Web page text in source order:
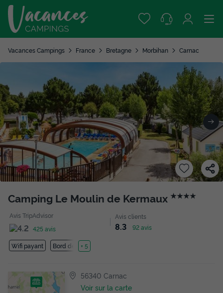
Vacances Campings France Bretagne Morbihan Carnac
Camping Le Moulin de Kermaux ★★★★
Avis TripAdvisor
425 avis
Avis clients
8.3 92 avis
Wifi payant Bord de mer
+ 5
56340 Carnac
Voir sur la carte